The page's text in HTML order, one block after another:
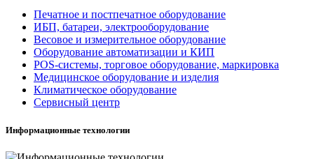
Печатное и постпечатное оборудование
ИБП, батареи, электрооборудование
Весовое и измерительное оборудование
Оборудование автоматизации и КИП
POS-системы, торговое оборудование, маркировка
Медицинское оборудование и изделия
Климатическое оборудование
Сервисный центр
Информационные технологии